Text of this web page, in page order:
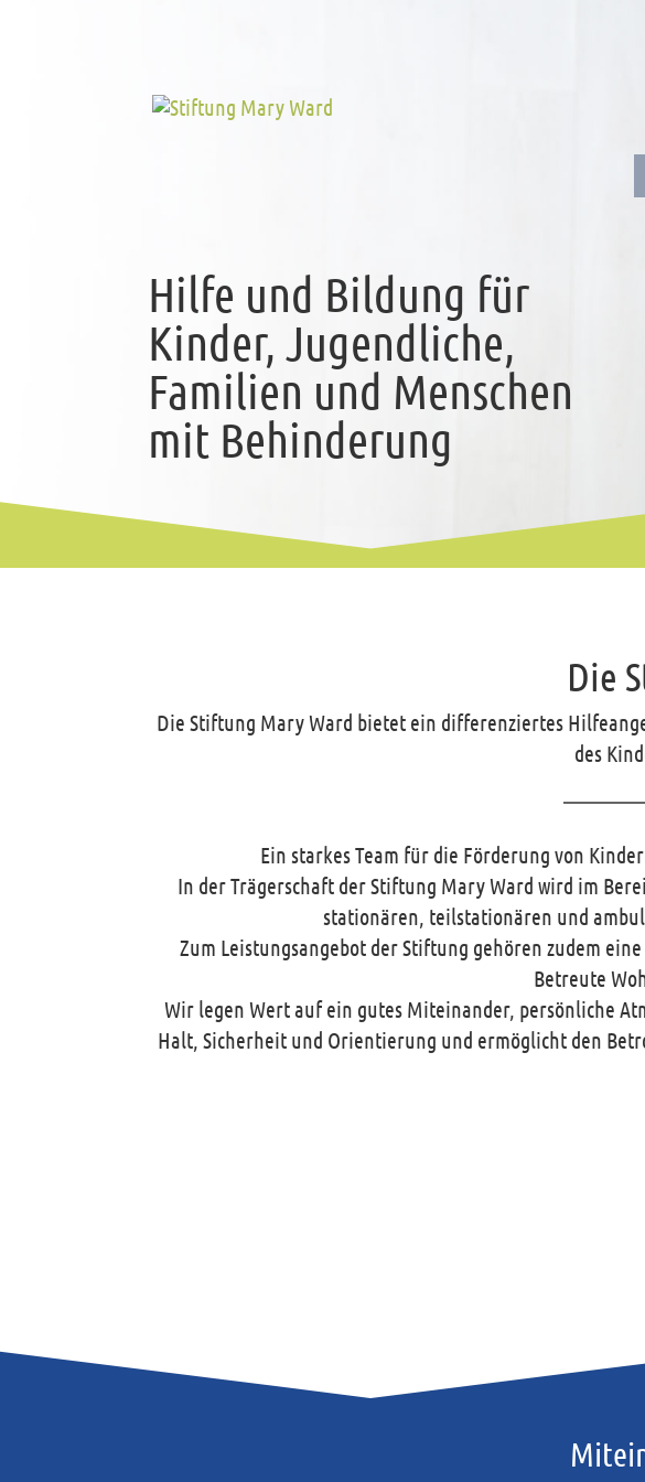
Hilfe und Bildung für
Kinder, Jugendliche,
Familien und Menschen
mit Behinderung
Die
Die Stiftung Mary Ward bietet ein differenziertes
des
Ein starkes Team für die Förderung von
In der Trägerschaft der Stiftung Mary Ward wird im
stationären, teilstationären und
Zum Leistungsangebot der Stiftung gehören zudem
Betreute
Wir legen Wert auf ein gutes Miteinander, persönliche
Halt, Sicherheit und Orientierung und ermöglicht den